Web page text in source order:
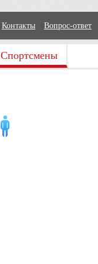
Контакты Вопрос-ответ
Спортсмены